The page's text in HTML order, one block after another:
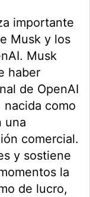
importante
Musk y los
Musk
haber
de OpenAI
nacida como
una
comercial.
y sostiene
la
de lucro,